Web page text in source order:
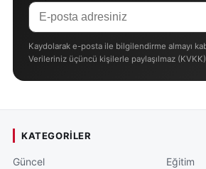
Kaydolarak e-posta ile bilgilendirme almayı
Verileriniz üçüncü kişilerle paylaşılmaz
KATEGORILER
Güncel
Eğitim